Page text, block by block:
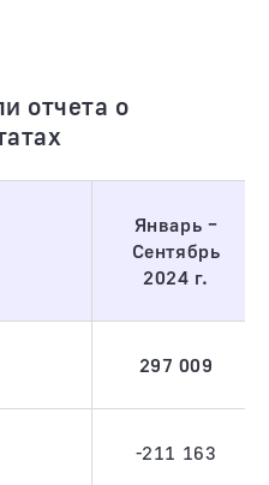
отчета о
Январь –
Сентябрь
2024 г.
297 009
-211 163